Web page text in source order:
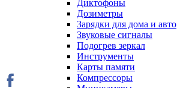
Диктофоны
Дозиметры
Зарядки для дома и авто
Звуковые сигналы
Подогрев зеркал
Инструменты
Карты памяти
Компрессоры